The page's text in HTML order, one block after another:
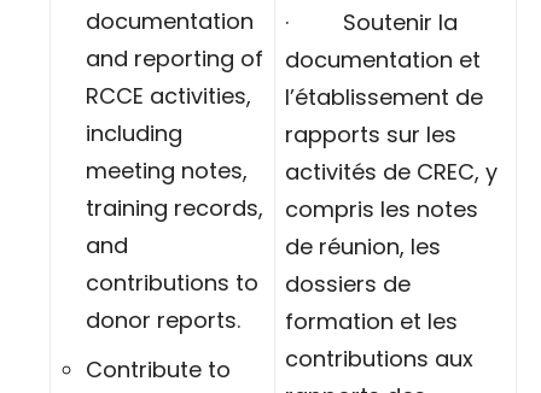
documentation
and reporting of
RCCE activities,
including
meeting notes,
training records,
and
contributions to
donor reports.
Contribute to
· Soutenir la
documentation et
l’établissement de
rapports sur les
activités de CREC, y
compris les notes
de réunion, les
dossiers de
formation et les
contributions aux